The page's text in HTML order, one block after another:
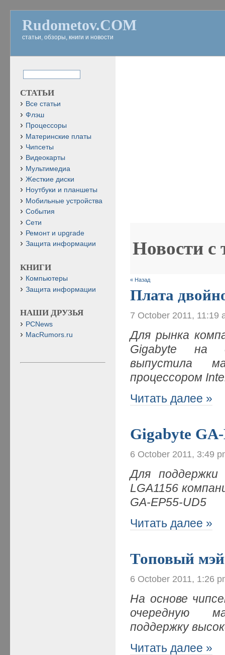
Rudometov.COM
статьи, обзоры, книги и новости
Новости с
« Назад
Плата
7 October 2011, 11:19
Для рынка
Gigabyte на
выпустила
процессором
Читать далее »
Gigabyte
6 October 2011, 3:49
Для поддержки
LGA1156
GA-EP55-UD5
Читать далее »
Топовый
6 October 2011, 1:26
На основе
очередную
поддержку
Читать далее »
СТАТЬИ
Все статьи
Флэш
Процессоры
Материнские платы
Чипсеты
Видеокарты
Мультимедиа
Жесткие диски
Ноутбуки и планшеты
Мобильные устройства
События
Сети
Ремонт и upgrade
Защита информации
КНИГИ
Компьютеры
Защита информации
НАШИ ДРУЗЬЯ
PCNews
MacRumors.ru